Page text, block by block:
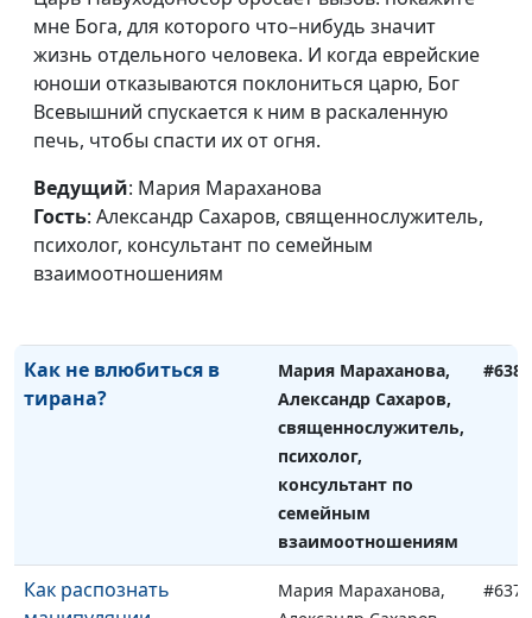
мне Бога, для которого что–нибудь значит
жизнь отдельного человека. И когда еврейские
юноши отказываются поклониться царю, Бог
Всевышний спускается к ним в раскаленную
печь, чтобы спасти их от огня.
Ведущий: Мария Мараханова
Гость: Александр Сахаров, священнослужитель,
психолог, консультант по семейным
взаимоотношениям
от чего защищать
Александр Сахаров,
священнослужитель,
психолог, консультант
по семейным
взаимоотношениям
Кто помогает
абьюзерам
Мария Мараханова,
Александр Сахаров,
священнослужитель,
Как не влюбиться в
тирана?
Мария Мараханова,
Александр Сахаров,
священнослужитель,
психолог,
консультант по
семейным
взаимоотношениям
#638
Как распознать
Мария Мараханова,
#637